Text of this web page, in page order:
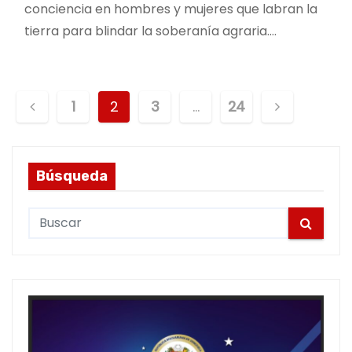
conciencia en hombres y mujeres que labran la
tierra para blindar la soberanía agraria.…
1 2 3 … 24
Búsqueda
c